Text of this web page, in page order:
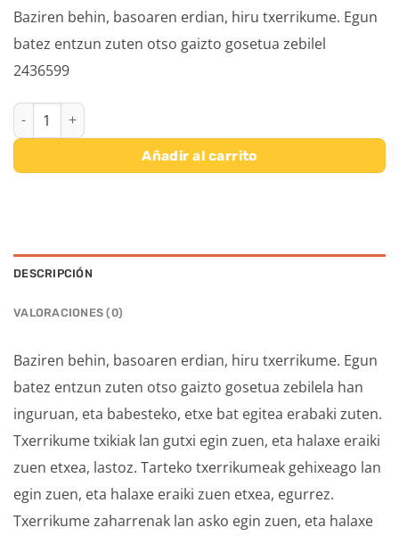
Baziren behin, basoaren erdian, hiru txerrikume. Egun
batez entzun zuten otso gaizto gosetua zebilel
2436599
HIRU TXERRIKUMEAK cantidad
Añadir al carrito
DESCRIPCIÓN
VALORACIONES (0)
Baziren behin, basoaren erdian, hiru txerrikume. Egun
batez entzun zuten otso gaizto gosetua zebilela han
inguruan, eta babesteko, etxe bat egitea erabaki zuten.
Txerrikume txikiak lan gutxi egin zuen, eta halaxe eraiki
zuen etxea, lastoz. Tarteko txerrikumeak gehixeago lan
egin zuen, eta halaxe eraiki zuen etxea, egurrez.
Txerrikume zaharrenak lan asko egin zuen, eta halaxe